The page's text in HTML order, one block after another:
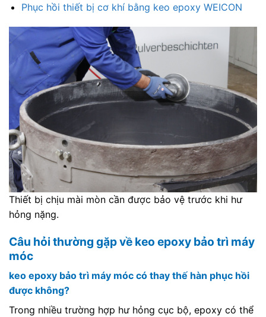
Phục hồi thiết bị cơ khí bằng keo epoxy WEICON
Thiết bị chịu mài mòn cần được bảo vệ trước khi hư
hỏng nặng.
Câu hỏi thường gặp về keo epoxy bảo trì máy
móc
keo epoxy bảo trì máy móc có thay thế hàn phục hồi
được không?
Trong nhiều trường hợp hư hỏng cục bộ, epoxy có thể